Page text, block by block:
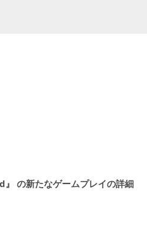
の新たなゲームプレイの詳細